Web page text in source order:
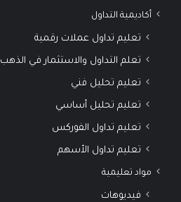
أكاديمية التداول
تعليم تداول عملات رقمية
تعلم التداول والاستثمار في الذهب
تعليم تحليل فني
تعليم تحليل أساسي
تعليم تداول الفوركس
تعليم تداول الأسهم
مواد تعليمية
فيديوهات